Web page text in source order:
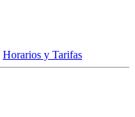
Horarios y Tarifas